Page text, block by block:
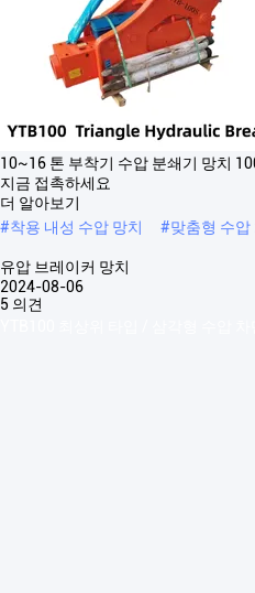
10~16 톤 부착기 수압 분쇄기 망치
지금 접촉하세요
더 알아보기
#착용 내성 수압 망치 #맞춤형 수압
유압 브레이커 망치
2024-08-06
5 의견